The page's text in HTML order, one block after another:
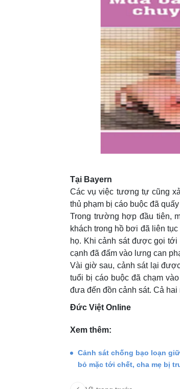
Tại Bayern
Các vụ việc tương tự cũng
thủ phạm bị cáo buộc đã
Trong trường hợp đầu tiên,
khách trong hồ bơi đã liên
họ. Khi cảnh sát được gọi
cạnh đã đấm vào lưng can
Vài giờ sau, cảnh sát lại
tuổi bị cáo buộc đã chạm
đưa đến đồn cảnh sát. Cả
Đức Việt Online
Xem thêm:
Cảnh sát chống bạo loạn
bỏ mặc tới chết, cha mẹ bị